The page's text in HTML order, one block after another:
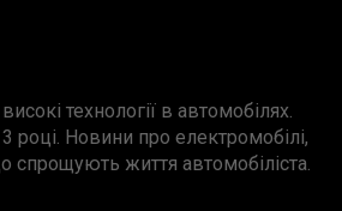
технології в автомобілях.
році. Новини про електромобілі,
спрощують життя автомобіліста.